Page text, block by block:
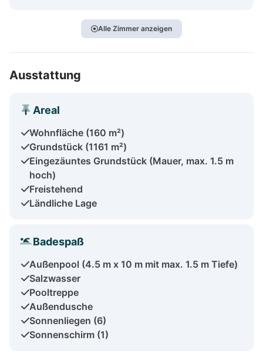
Alle Zimmer anzeigen
Ausstattung
Areal
Wohnfläche (160 m²)
Grundstück (1161 m²)
Eingezäuntes Grundstück (Mauer, max. 1.5 m
hoch)
Freistehend
Ländliche Lage
Badespaß
Außenpool (4.5 m x 10 m mit max. 1.5 m Tiefe)
Salzwasser
Pooltreppe
Außendusche
Sonnenliegen (6)
Sonnenschirm (1)